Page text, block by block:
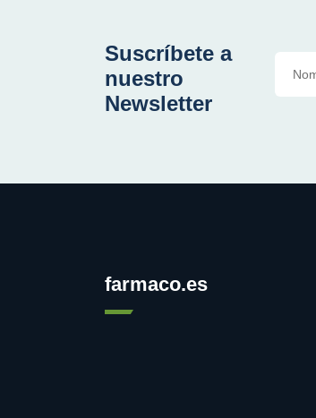
Suscríbete a
nuestro
Newsletter
farmaco.es